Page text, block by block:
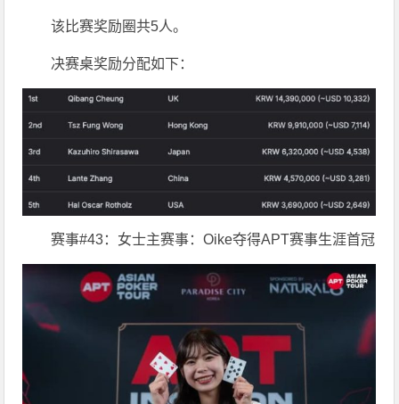
该比赛奖励圈共5人。
决赛桌奖励分配如下：
赛事#43：女士主赛事：Oike夺得APT赛事生涯首冠